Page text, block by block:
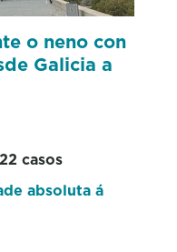
o neno con
Galicia a
casos
absoluta á